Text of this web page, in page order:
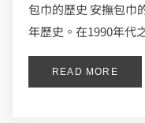
包巾的歷史 安撫包巾
年歷史。在1990年代
READ MORE